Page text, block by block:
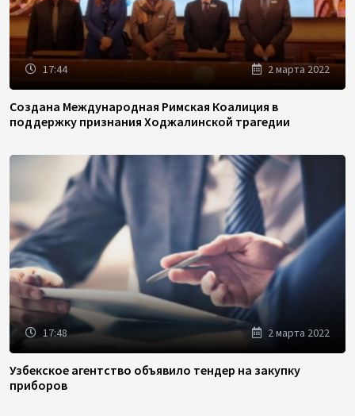
17:44 2 марта 2022
Создана Международная Римская Коалиция в
поддержку признания Ходжалинской трагедии
17:48 2 марта 2022
Узбекское агентство объявило тендер на закупку
приборов